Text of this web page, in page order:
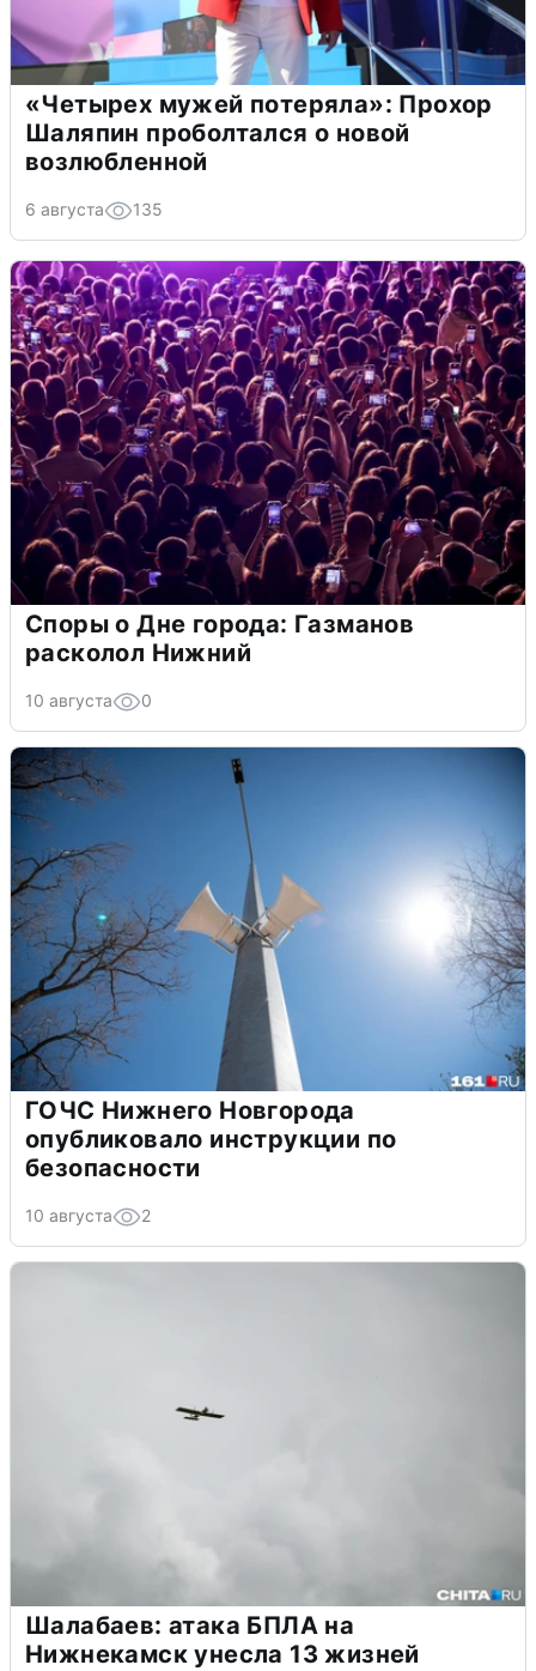
«Четырех мужей потеряла»: Прохор
Шаляпин проболтался о новой
возлюбленной
6 августа 135
Споры о Дне города: Газманов
расколол Нижний
10 августа 0
ГОЧС Нижнего Новгорода
опубликовало инструкции по
безопасности
10 августа 2
Шалабаев: атака БПЛА на
Нижнекамск унесла 13 жизней